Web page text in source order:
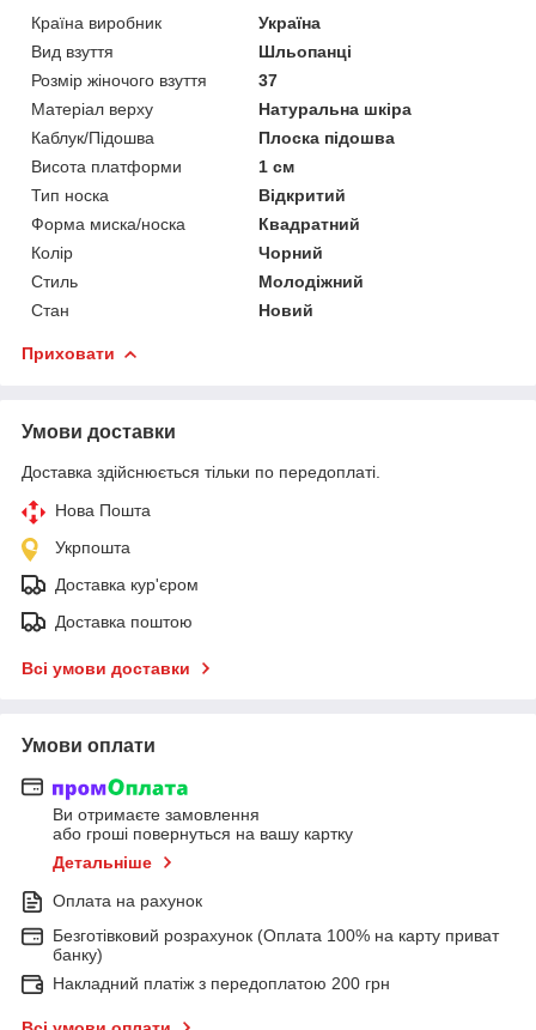
Країна виробник
Україна
Вид взуття
Шльопанці
Розмір жіночого взуття
37
Матеріал верху
Натуральна шкіра
Каблук/Підошва
Плоска підошва
Висота платформи
1 см
Тип носка
Відкритий
Форма миска/носка
Квадратний
Колір
Чорний
Стиль
Молодіжний
Стан
Новий
Приховати
Умови доставки
Доставка здійснюється тільки по передоплаті.
Нова Пошта
Укрпошта
Доставка кур'єром
Доставка поштою
Всі умови доставки
Умови оплати
Ви отримаєте замовлення
або гроші повернуться на вашу картку
Детальніше
Оплата на рахунок
Безготівковий розрахунок (Оплата 100% на карту приват
банку)
Накладний платіж з передоплатою 200 грн